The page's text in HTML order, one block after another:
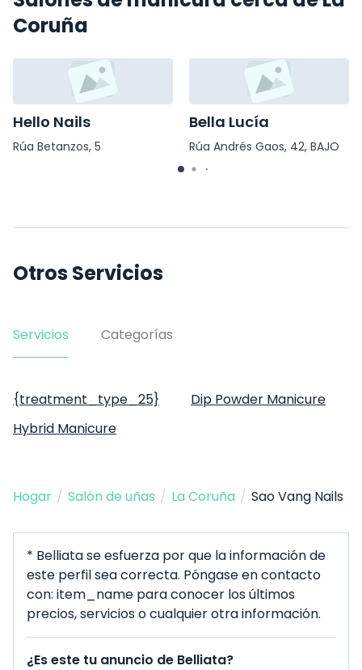
Coruña
Hello Nails
Rúa Betanzos, 5
Bella Lucía
Rúa Andrés Gaos, 42, BAJO
Otros Servicios
Servicios Categorías
{treatment_type_25}
Dip Powder Manicure
Hybrid Manicure
Hogar / Salón de uñas / La Coruña / Sao Vang Nails
* Belliata se esfuerza por que la información de
este perfil sea correcta. Póngase en contacto
con: item_name para conocer los últimos
precios, servicios o cualquier otra información.
¿Es este tu anuncio de Belliata?